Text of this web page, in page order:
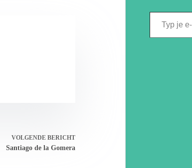
VOLGENDE BERICHT
Santiago de la Gomera